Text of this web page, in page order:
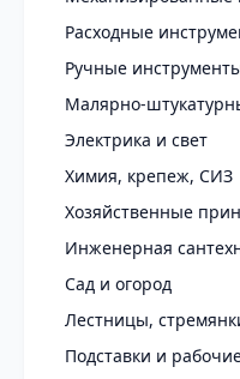
Расходные
Ручные
Малярно-
Электрика и свет
Химия, крепеж, СИЗ
Хозяйственные
Инженерная
Сад и огород
Лестницы,
Подставки и